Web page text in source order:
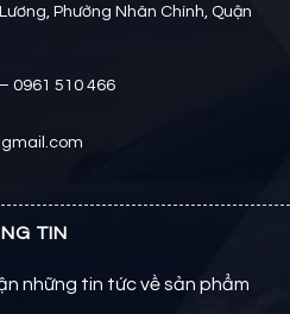
Phường Nhân Chính, Quận
0961 510 466
TIN
những tin tức về sản phẩm